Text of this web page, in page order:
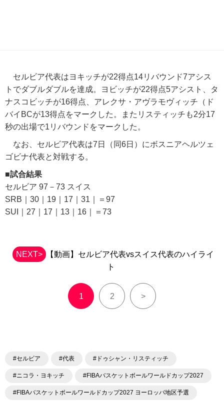
セルビア代表はヨキッチが22得点14リバウンド7アシス
トでダブルダブルを達成。ヨビッチが22得点5アシスト、タ
ナスコビッチが16得点、アレクサ・アヴラモヴィッチ（ド
バイBCが13得点をマークした。またリスティッチも2分17
秒の出場で1リバウンドをマークした。
なお、セルビア代表は7日（同6日）にボスニアヘルツェ
ゴビナ代表と対戦する。
■試合結果
セルビア 97－73 スイス
SRB｜30｜19｜17｜31｜＝97
SUI｜27｜17｜13｜16｜＝73
NEXT>
【動画】セルビア代表vsスイス代表のハイライ
ト
1 2 >
#セルビア #代表 #ドゥシャン・リスティッチ
#ニコラ・ヨキッチ #FIBAバスケットボールワールドカップ2027
#FIBAバスケットボールワールドカップ2027 ヨーロッパ地区予選